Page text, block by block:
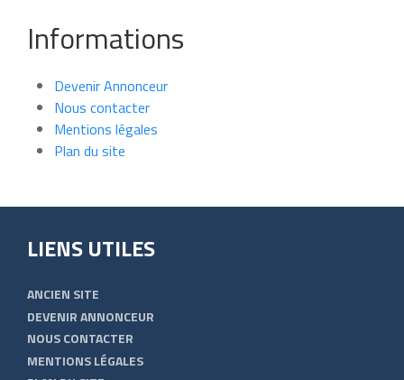
Informations
Devenir Annonceur
Nous contacter
Mentions légales
Plan du site
LIENS UTILES
ANCIEN SITE
DEVENIR ANNONCEUR
NOUS CONTACTER
MENTIONS LÉGALES